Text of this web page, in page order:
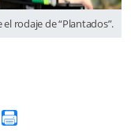
rodaje de “Plantados”.
window
new window
in a new window